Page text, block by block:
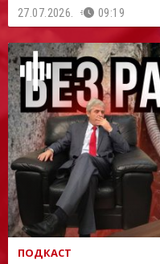
27.07.2026. 09:19
ПОДКАСТ